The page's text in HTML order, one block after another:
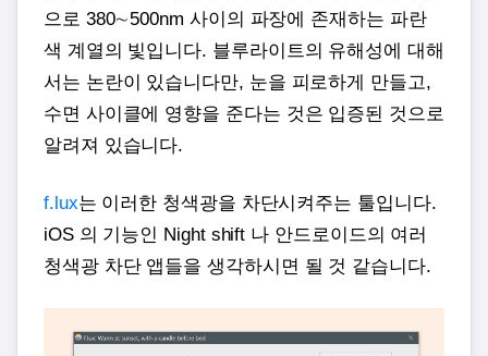
으로 380∼500nm 사이의 파장에 존재하는 파란
색 계열의 빛입니다. 블루라이트의 유해성에 대해
서는 논란이 있습니다만, 눈을 피로하게 만들고,
수면 사이클에 영향을 준다는 것은 입증된 것으로
알려져 있습니다.
f.lux는 이러한 청색광을 차단시켜주는 툴입니다.
iOS 의 기능인 Night shift 나 안드로이드의 여러
청색광 차단 앱들을 생각하시면 될 것 같습니다.